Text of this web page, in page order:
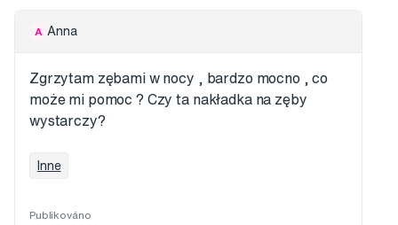
A Anna
Zgrzytam zębami w nocy , bardzo mocno , co
może mi pomoc ? Czy ta nakładka na zęby
wystarczy?
Inne
Publikováno